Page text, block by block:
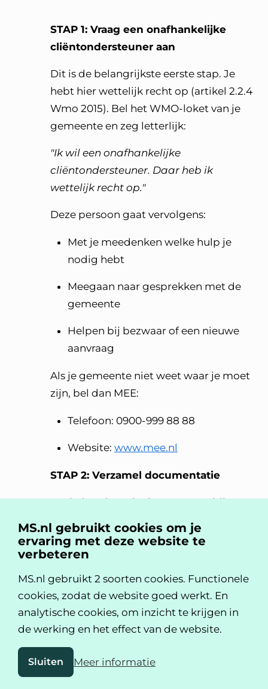
STAP 1: Vraag een onafhankelijke
cliëntondersteuner aan
Dit is de belangrijkste eerste stap. Je
hebt hier wettelijk recht op (artikel 2.2.4
Wmo 2015). Bel het WMO-loket van je
gemeente en zeg letterlijk:
"Ik wil een onafhankelijke
cliëntondersteuner. Daar heb ik
wettelijk recht op."
Deze persoon gaat vervolgens:
Met je meedenken welke hulp je
nodig hebt
Meegaan naar gesprekken met de
gemeente
Helpen bij bezwaar of een nieuwe
aanvraag
Als je gemeente niet weet waar je moet
zijn, bel dan MEE:
Telefoon: 0900-999 88 88
Website: www.mee.nl
STAP 2: Verzamel documentatie
Zoek de volgende documenten bij
De afwijzingsbrief van de WMO
6 weken oud? Dan kun je nog
bezwaar maken)
Recente brieven of verslagen van je
Medische informatie over je man
MS.nl gebruikt cookies om je
ervaring met deze website te
verbeteren
MS.nl gebruikt 2 soorten cookies. Functionele
cookies, zodat de website goed werkt. En
analytische cookies, om inzicht te krijgen in
de werking en het effect van de website.
Sluiten Meer informatie